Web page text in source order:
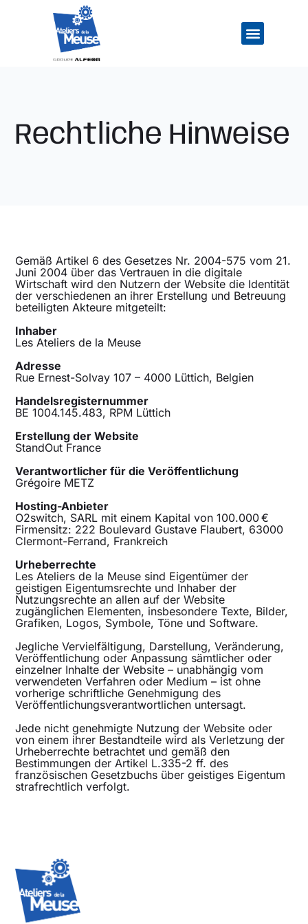
Rechtliche Hinweise
Gemäß Artikel 6 des Gesetzes Nr. 2004-575 vom 21.
Juni 2004 über das Vertrauen in die digitale
Wirtschaft wird den Nutzern der Website die Identität
der verschiedenen an ihrer Erstellung und Betreuung
beteiligten Akteure mitgeteilt:
Inhaber
Les Ateliers de la Meuse
Adresse
Rue Ernest-Solvay 107 – 4000 Lüttich, Belgien
Handelsregisternummer
BE 1004.145.483, RPM Lüttich
Erstellung der Website
StandOut France
Verantwortlicher für die Veröffentlichung
Grégoire METZ
Hosting-Anbieter
O2switch, SARL mit einem Kapital von 100.000 €
Firmensitz: 222 Boulevard Gustave Flaubert, 63000
Clermont-Ferrand, Frankreich
Urheberrechte
Les Ateliers de la Meuse sind Eigentümer der
geistigen Eigentumsrechte und Inhaber der
Nutzungsrechte an allen auf der Website
zugänglichen Elementen, insbesondere Texte, Bilder,
Grafiken, Logos, Symbole, Töne und Software.
Jegliche Vervielfältigung, Darstellung, Veränderung,
Veröffentlichung oder Anpassung sämtlicher oder
einzelner Inhalte der Website – unabhängig vom
verwendeten Verfahren oder Medium – ist ohne
vorherige schriftliche Genehmigung des
Veröffentlichungsverantwortlichen untersagt.
Jede nicht genehmigte Nutzung der Website oder
von einem ihrer Bestandteile wird als Verletzung der
Urheberrechte betrachtet und gemäß den
Bestimmungen der Artikel L.335-2 ff. des
französischen Gesetzbuchs über geistiges Eigentum
strafrechtlich verfolgt.